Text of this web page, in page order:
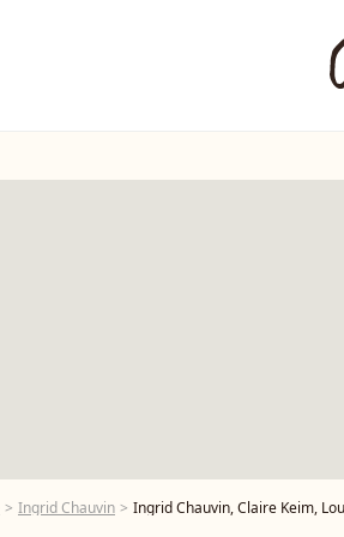
Ingrid Chauvin Ingrid Chauvin, Claire Keim,